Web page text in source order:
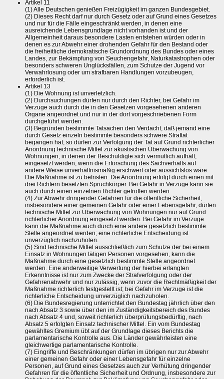
Artikel 11
(1) Alle Deutschen genießen Freizügigkeit im ganzen Bundesgebiet.
(2) Dieses Recht darf nur durch Gesetz oder auf Grund eines Gesetzes
und nur für die Fälle eingeschränkt werden, in denen eine
ausreichende Lebensgrundlage nicht vorhanden ist und der
Allgemeinheit daraus besondere Lasten entstehen würden oder in
denen es zur Abwehr einer drohenden Gefahr für den Bestand oder
die freiheitliche demokratische Grundordnung des Bundes oder eines
Landes, zur Bekämpfung von Seuchengefahr, Naturkatastrophen oder
besonders schweren Unglücksfällen, zum Schutze der Jugend vor
Verwahrlosung oder um strafbaren Handlungen vorzubeugen,
erforderlich ist.
Artikel 13
(1) Die Wohnung ist unverletzlich.
(2) Durchsuchungen dürfen nur durch den Richter, bei Gefahr im
Verzuge auch durch die in den Gesetzen vorgesehenen anderen
Organe angeordnet und nur in der dort vorgeschriebenen Form
durchgeführt werden.
(3) Begründen bestimmte Tatsachen den Verdacht, daß jemand eine
durch Gesetz einzeln bestimmte besonders schwere Straftat
begangen hat, so dürfen zur Verfolgung der Tat auf Grund richterlicher
Anordnung technische Mittel zur akustischen Überwachung von
Wohnungen, in denen der Beschuldigte sich vermutlich aufhält,
eingesetzt werden, wenn die Erforschung des Sachverhalts auf
andere Weise unverhältnismäßig erschwert oder aussichtslos wäre.
Die Maßnahme ist zu befristen. Die Anordnung erfolgt durch einen mit
drei Richtern besetzten Spruchkörper. Bei Gefahr in Verzuge kann sie
auch durch einen einzelnen Richter getroffen werden.
(4) Zur Abwehr dringender Gefahren für die öffentliche Sicherheit,
insbesondere einer gemeinen Gefahr oder einer Lebensgefahr, dürfen
technische Mittel zur Überwachung von Wohnungen nur auf Grund
richterlicher Anordnung eingesetzt werden. Bei Gefahr im Verzuge
kann die Maßnahme auch durch eine andere gesetzlich bestimmte
Stelle angeordnet werden; eine richterliche Entscheidung ist
unverzüglich nachzuholen.
(5) Sind technische Mittel ausschließlich zum Schutze der bei einem
Einsatz in Wohnungen tätigen Personen vorgesehen, kann die
Maßnahme durch eine gesetzlich bestimmte Stelle angeordnet
werden. Eine anderweitige Verwertung der hierbei erlangten
Erkenntnisse ist nur zum Zwecke der Strafverfolgung oder der
Gefahrenabwehr und nur zulässig, wenn zuvor die Rechtmäßigkeit der
Maßnahme richterlich festgestellt ist; bei Gefahr im Verzuge ist die
richterliche Entscheidung unverzüglich nachzuholen.
(6) Die Bundesregierung unterrichtet den Bundestag jährlich über den
nach Absatz 3 sowie über den im Zuständigkeitsbereich des Bundes
nach Absatz 4 und, soweit richterlich überprüfungsbedürftig, nach
Absatz 5 erfolgten Einsatz technischer Mittel. Ein vom Bundestag
gewähltes Gremium übt auf der Grundlage dieses Berichts die
parlamentarische Kontrolle aus. Die Länder gewährleisten eine
gleichwertige parlamentarische Kontrolle.
(7) Eingriffe und Beschränkungen dürfen im übrigen nur zur Abwehr
einer gemeinen Gefahr oder einer Lebensgefahr für einzelne
Personen, auf Grund eines Gesetzes auch zur Verhütung dringender
Gefahren für die öffentliche Sicherheit und Ordnung, insbesondere zur